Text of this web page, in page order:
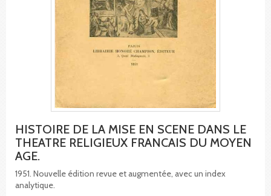
HISTOIRE DE LA MISE EN SCENE DANS LE
THEATRE RELIGIEUX FRANCAIS DU MOYEN
AGE.
1951. Nouvelle édition revue et augmentée, avec un index
analytique.